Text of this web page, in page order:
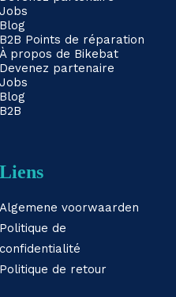
Jobs
Blog
B2B Points de réparation
À propos de Bikebat
Devenez partenaire
Jobs
Blog
B2B
Liens
Algemene voorwaarden
Politique de
confidentialité
Politique de retour